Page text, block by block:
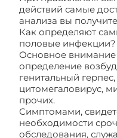
действий самые
анализа вы
Как определяют
половые инфекции?
Основное внимание
определение
генитальный
цитомегаловирус,
прочих.
Симптомами,
необходимости
обследования,